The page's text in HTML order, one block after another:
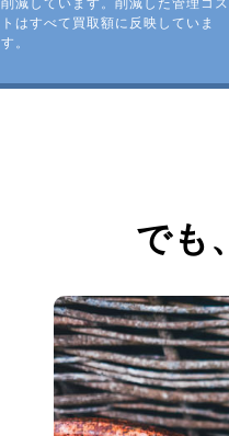
トはすべて買取額に反映していま
す。
でも、